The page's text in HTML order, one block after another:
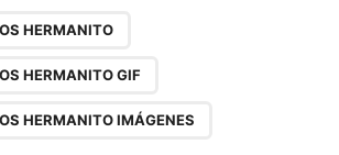
HERMANITO
HERMANITO GIF
HERMANITO IMÁGENES